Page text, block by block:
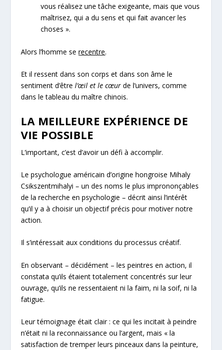
vous réalisez une tâche exigeante, mais que vous
maîtrisez, qui a du sens et qui fait avancer les
choses ».
Alors l’homme serecentre.
Et il ressent dans son corps et dans son âme le
sentiment d’êtrel’œil et le cœurde l’univers, comme
dans le tableau du maître chinois.
LA MEILLEURE EXPÉRIENCE DE
VIE POSSIBLE
L’important, c’est d’avoir un défi à accomplir.
Le psychologue américain d’origine hongroise Mihaly
Csikszentmihalyi – un des noms le plus imprononçables
de la recherche en psychologie – décrit ainsi l’intérêt
qu’il y a à choisir un objectif précis pour motiver notre
action.
Il s’intéressait aux conditions du processus créatif.
En observant – décidément – les peintres en action, il
constata qu’ils étaient totalement concentrés sur leur
ouvrage, qu’ils ne ressentaient ni la faim, ni la soif, ni la
fatigue.
Leur témoignage était clair : ce qui les incitait à peindre
n’était ni la reconnaissance ou l’argent, mais « la
satisfaction de tremper leurs pinceaux dans la peinture,